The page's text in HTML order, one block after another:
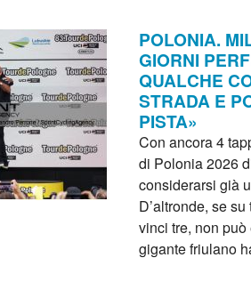
POLONIA.
GIORNI
QUALCHE
STRADA E
PISTA»
Con ancora 4
di Polonia 2026
considerarsi già
D’altronde, se
vinci tre, non
gigante friulano